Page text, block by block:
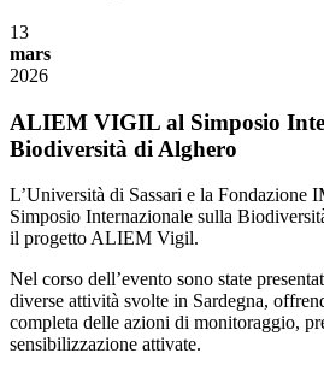
13
mars
2026
ALIEM VIGIL al Simposio
Biodiversità di Alghero
L’Università di Sassari e la Fondazione
Simposio Internazionale sulla
il progetto ALIEM Vigil.
Nel corso dell’evento sono state
diverse attività svolte in Sardegna,
completa delle azioni di monitoraggio,
sensibilizzazione attivate.